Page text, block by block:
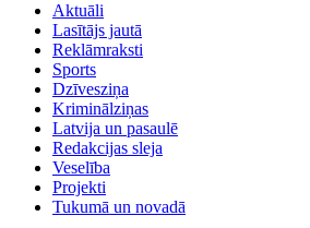
Aktuāli
Lasītājs jautā
Reklāmraksti
Sports
Dzīvesziņa
Kriminālziņas
Latvija un pasaulē
Redakcijas sleja
Veselība
Projekti
Tukumā un novadā